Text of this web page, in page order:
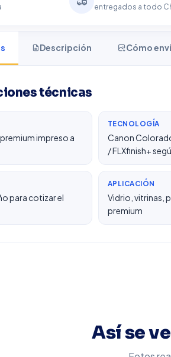
entregados a todo
Descripción Cómo
técnicas
impreso a
TECNOLOGÍA
Canon
/ FLXfinish+
para cotizar el
APLICACIÓN
Vidrio, vitrinas,
premium
Así se